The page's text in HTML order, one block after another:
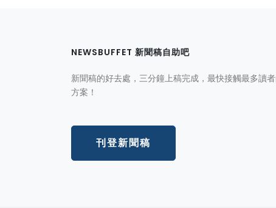
NEWSBUFFET 新聞稿自助吧
新聞稿的好去處，三分鐘上稿完成，最快接觸最多讀
方案！
刊登新聞稿